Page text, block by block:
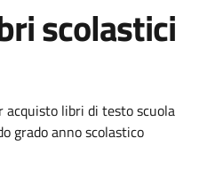
scolastici
acquisto libri di testo scuola
grado anno scolastico